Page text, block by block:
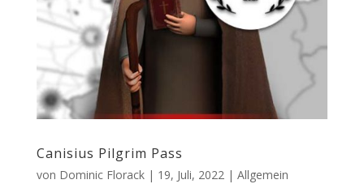
Canisius Pilgrim Pass
von Dominic Florack| 19, Juli, 2022| Allgemein